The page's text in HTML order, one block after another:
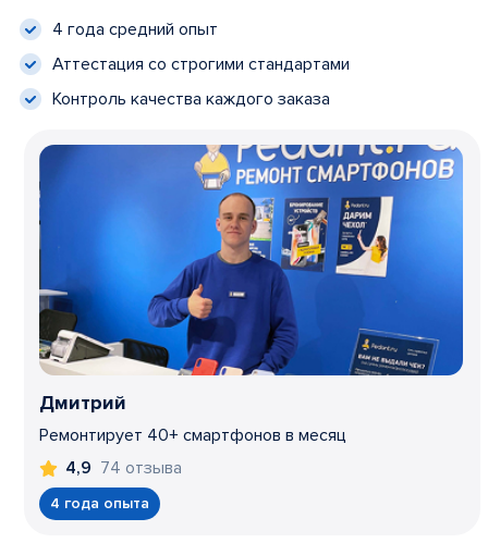
4 года средний опыт
Аттестация со строгими стандартами
Контроль качества каждого заказа
Дмитрий
Ремонтирует 40+ смартфонов в месяц
4,9 74 отзыва
4 года опыта